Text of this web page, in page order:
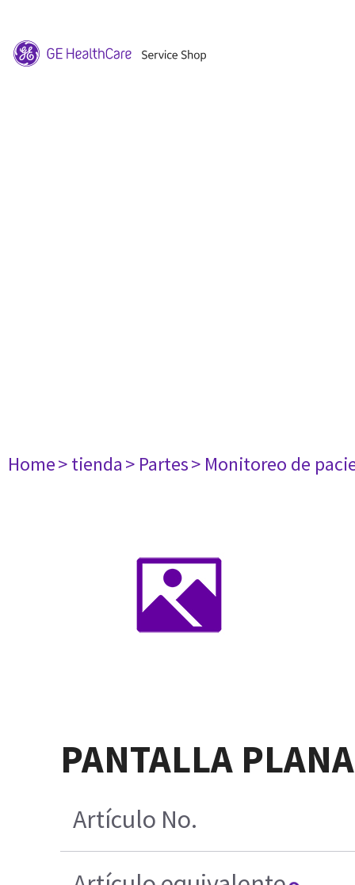
Home> tienda> Partes> Monitoreo de
PANTALLA
Artículo No.